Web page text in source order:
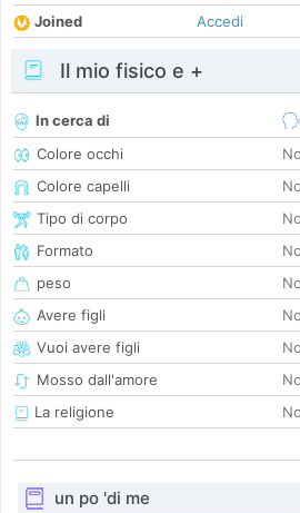
Joined
Accedi
Il mio fisico e +
In cerca di
Colore occhi
Colore capelli
Tipo di corpo
Formato
peso
Avere figli
Vuoi avere figli
Mosso dall'amore
La religione
un po 'di me